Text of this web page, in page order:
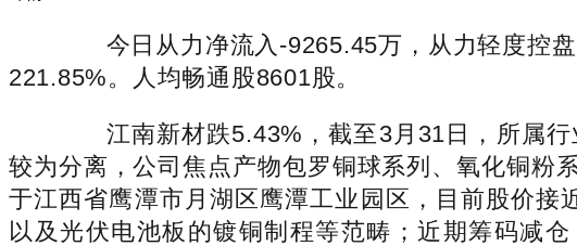
今日从力净流入-9265.45万，从力轻度控盘
221.85%。人均畅通股8601股。
江南新材跌5.43%，截至3月31日，所属行
较为分离，公司焦点产物包罗铜球系列、氧化铜粉
于江西省鹰潭市月湖区鹰潭工业园区，目前股价
以及光伏电池板的镀铜制程等范畴；近期筹码减